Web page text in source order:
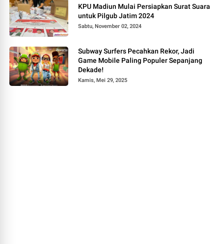
KPU Madiun Mulai Persiapkan Surat Suara
untuk Pilgub Jatim 2024
Sabtu, November 02, 2024
Subway Surfers Pecahkan Rekor, Jadi
Game Mobile Paling Populer Sepanjang
Dekade!
Kamis, Mei 29, 2025